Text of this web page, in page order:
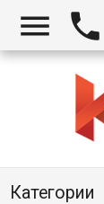
 
Категории